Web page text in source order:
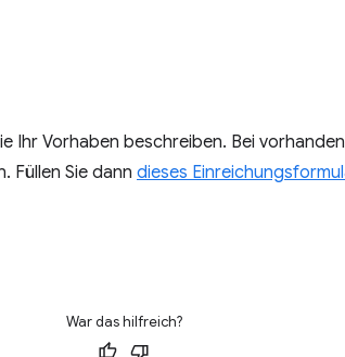
Ihr Vorhaben beschreiben. Bei
Füllen Sie dann dieses
War das hilfreich?